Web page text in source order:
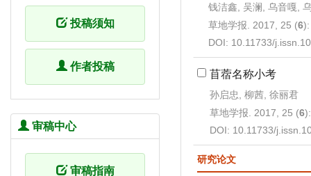
钱洁鑫, 吴澜, 乌音嘎,
草地学报. 2017, 25 (6
DOI: 10.11733/
苜蓿名称小考
孙启忠, 柳茜, 徐丽君
草地学报. 2017, 25 (6
DOI: 10.11733/
研究论文
投稿须知
作者投稿
审稿中心
审稿指南